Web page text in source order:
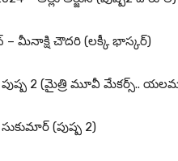
మీనాక్షి చౌదరి (లక్కీ భాస్కర్)
2 (మైత్రి మూవీ మేకర్స్..
(పుష్ప 2)